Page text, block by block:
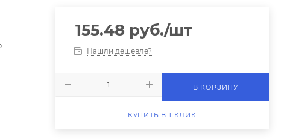
155.48руб./шт
Нашли дешевле?
В КОРЗИНУ
КУПИТЬ В 1 КЛИК